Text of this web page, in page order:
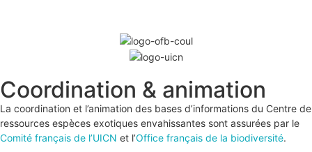
Coordination & animation
La coordination et l’animation des bases d’informations du Centre de
ressources espèces exotiques envahissantes sont assurées par le
Comité français de l’UICN et l’Office français de la biodiversité.